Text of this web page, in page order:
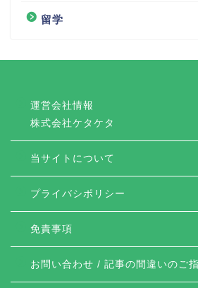
留学
運営会社情報
株式会社ケタケタ
当サイトについて
プライバシポリシー
免責事項
お問い合わせ / 記事の間違いのご